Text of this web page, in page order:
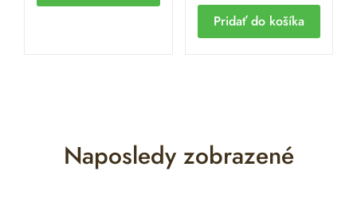
Pridať do košíka
Naposledy zobrazené